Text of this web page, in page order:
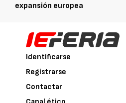
expansión europea
Identificarse
Registrarse
Contactar